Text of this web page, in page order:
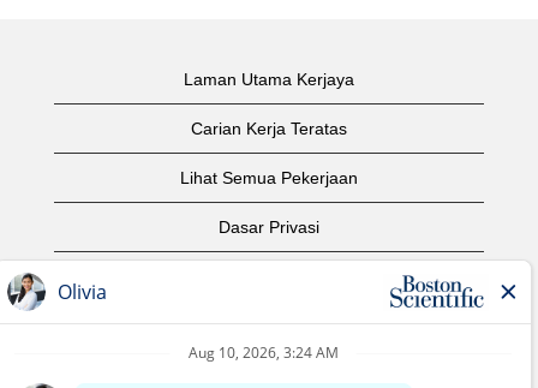
Laman Utama Kerjaya
Carian Kerja Teratas
Lihat Semua Pekerjaan
Dasar Privasi
Notis Hak Cipta